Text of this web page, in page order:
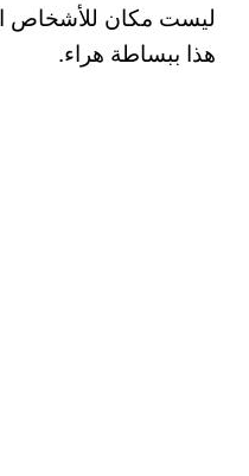
ليست مكان للأشخاص
هذا ببساطة هراء.